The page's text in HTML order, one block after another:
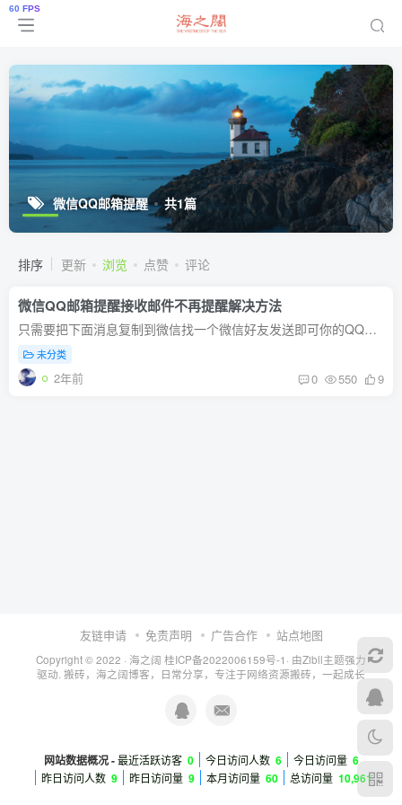
微信QQ邮箱提醒 共1篇
排序 更新 浏览 点赞 评论
微信QQ邮箱提醒接收邮件不再提醒解决方法
只需要把下面消息复制到微信找一个微信好友发送即可你的QQ邮箱 123456@qq.com已失效，无法正常接受邮件，点击<a href='weixin://xmail/bind'>关联QQ邮箱</a>继续使用。按照提示登录...
未分类
2年前 0 550 9
友链申请 免责声明 广告合作 站点地图
Copyright © 2022 · 海之阔 桂ICP备2022006159号-1 · 由Zibll主题强力
驱动. 搬砖，海之阔博客，日常分享，专注于网络资源搬砖，一起成长
网站数据概况 -最近活跃访客 0 今日访问人数 6 今日访问量 6
昨日访问人数 9 昨日访问量 9 本月访问量 60 总访问量 10,961